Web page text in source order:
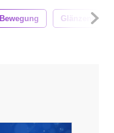
Bewegung Glänzend